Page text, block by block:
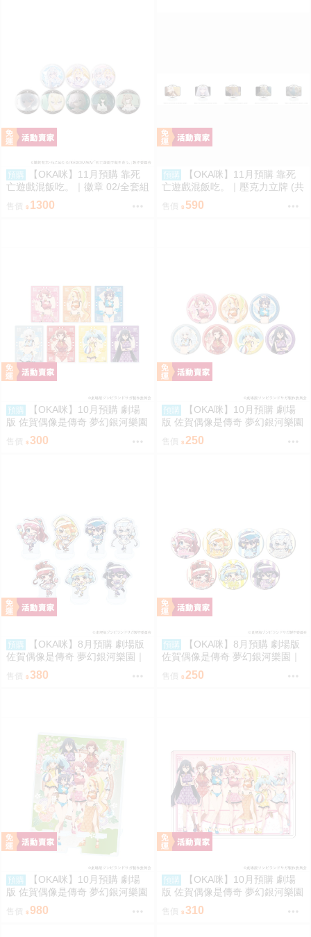
預購
【OKA咪】11月預購 靠死
亡遊戲混飯吃。｜徽章 02/全套組
(全8種)(官方&新繪插畫)
售價 1300
預購
【OKA咪】11月預購 靠死
亡遊戲混飯吃。｜壓克力立牌 (共
5款任選)
售價 590
預購
【OKA咪】10月預購 劇場
版 佐賀偶像是傳奇 夢幻銀河樂園
｜壓克力卡片 02/盲抽(7種) 旗袍
泳裝ver. 隨機一款
300
預購
【OKA咪】10月預購 劇場
版 佐賀偶像是傳奇 夢幻銀河樂園
｜徽章 03/盲抽(7種) 旗袍泳裝ve
r. 隨機一款
250
預購
【OKA咪】8月預購 劇場版
佐賀偶像是傳奇 夢幻銀河樂園｜
壓克力迷你立牌 盲抽(7種) 冰淇
淋店ver. 隨機一款
售價 380
預購
【OKA咪】8月預購 劇場版
佐賀偶像是傳奇 夢幻銀河樂園｜
徽章 02/盲抽(7種) 冰淇淋店ver.
隨機一款
售價 250
預購
【OKA咪】10月預購 劇場
版 佐賀偶像是傳奇 夢幻銀河樂園
｜大型壓克力手機架 01/集合款
旗袍泳裝ver.
980
預購
【OKA咪】10月預購 劇場
版 佐賀偶像是傳奇 夢幻銀河樂園
｜角色透明收納夾 02/集合款 旗
袍泳裝ver.(新繪插畫)
310